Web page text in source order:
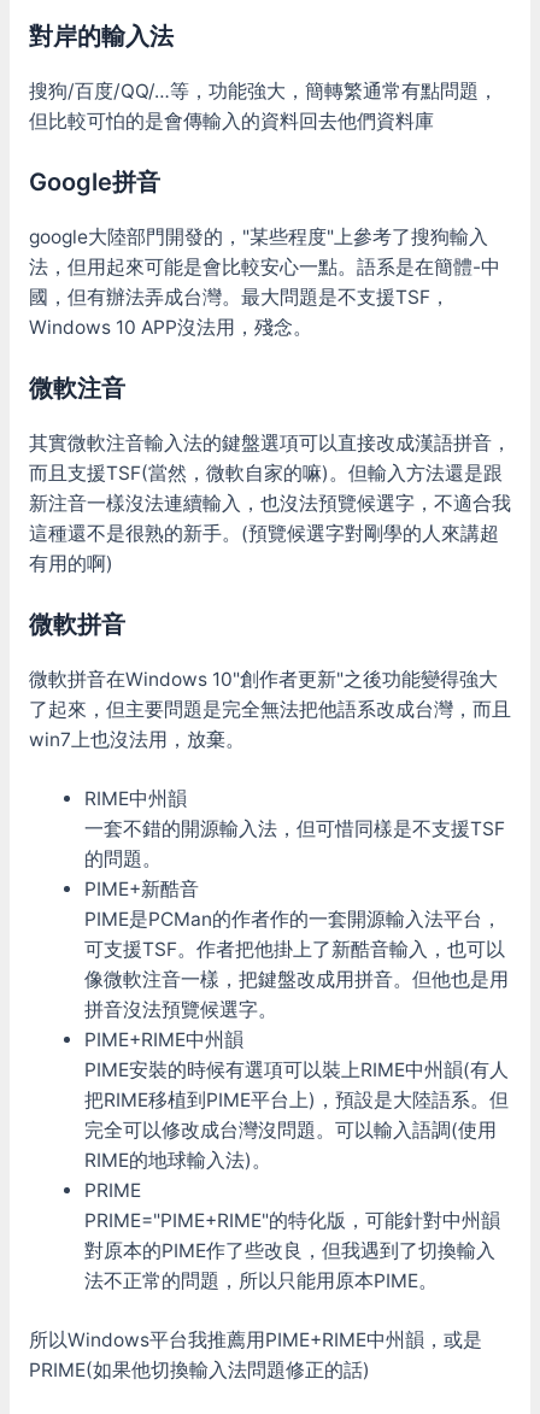
對岸的輸入法
搜狗/百度/QQ/…等，功能強大，簡轉繁通常有點問題，
但比較可怕的是會傳輸入的資料回去他們資料庫
Google拼音
google大陸部門開發的，"某些程度"上參考了搜狗輸入
法，但用起來可能是會比較安心一點。語系是在簡體-中
國，但有辦法弄成台灣。最大問題是不支援TSF，
Windows 10 APP沒法用，殘念。
微軟注音
其實微軟注音輸入法的鍵盤選項可以直接改成漢語拼音，
而且支援TSF(當然，微軟自家的嘛)。但輸入方法還是跟
新注音一樣沒法連續輸入，也沒法預覽候選字，不適合我
這種還不是很熟的新手。(預覽候選字對剛學的人來講超
有用的啊)
微軟拼音
微軟拼音在Windows 10"創作者更新"之後功能變得強大
了起來，但主要問題是完全無法把他語系改成台灣，而且
win7上也沒法用，放棄。
RIME中州韻
一套不錯的開源輸入法，但可惜同樣是不支援TSF
的問題。
PIME+新酷音
PIME是PCMan的作者作的一套開源輸入法平台，
可支援TSF。作者把他掛上了新酷音輸入，也可以
像微軟注音一樣，把鍵盤改成用拼音。但他也是用
拼音沒法預覽候選字。
PIME+RIME中州韻
PIME安裝的時候有選項可以裝上RIME中州韻(有人
把RIME移植到PIME平台上)，預設是大陸語系。但
完全可以修改成台灣沒問題。可以輸入語調(使用
RIME的地球輸入法)。
PRIME
PRIME="PIME+RIME"的特化版，可能針對中州韻
對原本的PIME作了些改良，但我遇到了切換輸入
法不正常的問題，所以只能用原本PIME。
所以Windows平台我推薦用PIME+RIME中州韻，或是
PRIME(如果他切換輸入法問題修正的話)